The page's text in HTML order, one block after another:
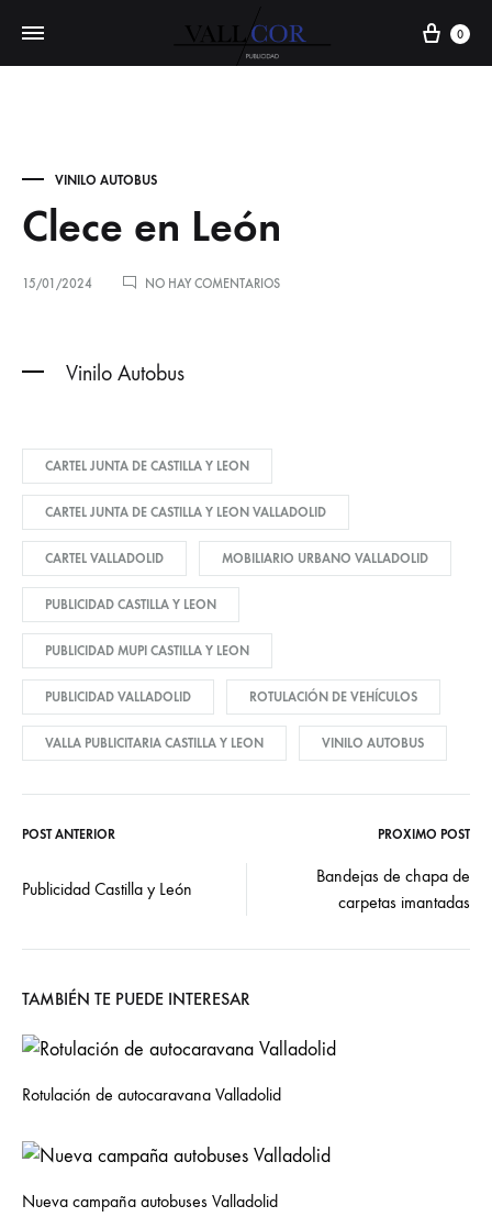
Carro
0
VINILO AUTOBUS
Clece en León
15/01/2024 NO HAY COMENTARIOSEN
Vinilo Autobus
CARTEL JUNTA DE CASTILLA Y LEON
CARTEL JUNTA DE CASTILLA Y LEON VALLADOLID
CARTEL VALLADOLID MOBILIARIO URBANO VALLADOLID
PUBLICIDAD CASTILLA Y LEON
PUBLICIDAD MUPI CASTILLA Y LEON
PUBLICIDAD VALLADOLID ROTULACIÓN DE VEHÍCULOS
VALLA PUBLICITARIA CASTILLA Y LEON VINILO AUTOBUS
POST ANTERIOR PRÓXIMO POST
Publicidad Castilla y León
Bandejas de chapa de
carpetas imantadas
TAMBIÉN TE PUEDE INTERESAR
Rotulación de autocaravana Valladolid
Nueva campaña autobuses Valladolid